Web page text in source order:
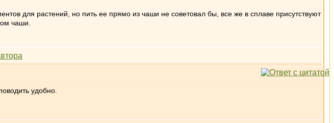
для растений, но пить ее прямо из чаши не советовал бы, все же в сплаве присутствуют
чаши.
удобно.